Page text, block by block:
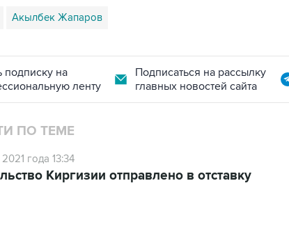
Акылбек Жапаров
подписку на
ленту
Подписаться на рассылку
главных новостей сайта
ПО ТЕМЕ
года 13:34
Киргизии отправлено в отставку